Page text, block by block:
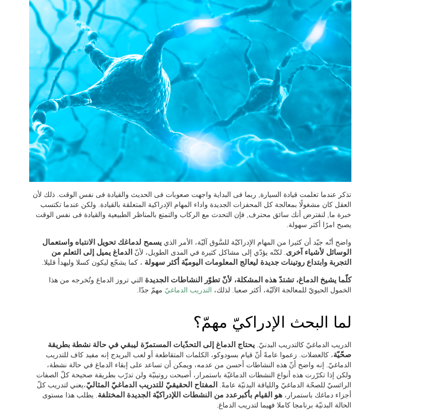
تذكر عندما تعلمت قيادة السيارة, ربما فى البداية واجهت صعوبات فى الحديث والقيادة فى نفس الوقت. ذلك لأن
العقل كان مشغولًا بمعالجة كل المحفزات الجديدة واداء المهام الإدراكية المتعلقة بالقيادة. ولكن عندما تكتسب
خبرة ما, لنفترض أنك سائق محترف, فإن التحدث مع الركاب والتمتع بالمناظر الطبيعية والقيادة فى نفس الوقت
يصبح امرًا أكثر سهولة.
واضح أنّه جيّد أن كثيرا من المهام الإدراكيّة للسَّوق آليّة، الأمر الذي يسمح لدماغك تحويل الانتباه واستعمال
الوسائل لأشياء آخرى . لكنّه يؤدّي إلى مشاكل كثيرة في المدى الطويل، لأنّ
الدماغ يميل إلى التعلم من
التجربة وابتداع روتينات جديدة ليعالج المعلومات اليوميّة أكثر سهولة ، كما يشجّع ليكون كسلا وليهدأ قليلا.
كلّما يشيخ الدماغ، تشتدّ هذه المشكلة، لأنّ تطوّر النشاطات الجديدة التي تروز الدماغ وتُخرجه من هذا
الخمول الحيويّ للمعالجة الآليّة، أكثر صعبا. لذلك، التدريب الدماغيّ مهمّ جدّا.
لما البحث الإدراكيّ مهمّ؟
الدريب الدماغيّ كالتدريب البدنيّ. يحتاج الدماغ إلى التحدّيات المستمرّة ليبقي في حالة نشطة بطريقة
صحّيّة، كالعضلات. زعموا عامةً أنّ قيام بسودوكو، الكلمات المتقاطعة أو لعب البريدج إنه مفيد كاف للتدريب
الدماغيّ. إنه واضح أنّ هذه النشاطات أحسن من عدمه، ويمكن أن تساعد على إبقاء الدماغ في حالة نشطة،
ولكن إذا تكرّرت هذه أنواع النشطات الدماغيّة باستمرار، أصبحت روتينيّة ولن تدرّب بطريقة صحيحة كلّ الصفات
الرائسيّ للصحّة الدماغيّ واللياقة البدنيّة عامةً.
المفتاح الحقيقيّ للتدريب الدماغيّ المثاليّ،يعني لتدريب كلّ
أجزاء دماغك باستمرار، هو القيام بأكبرعدد من النشطات اللإدراكيّة الجديدة المختلفة . يطلب هذا مستوى
الحالة البدنيّة برنامجا كاملا فهيما لتدريب الدماغ.